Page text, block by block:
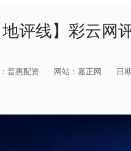
评线】彩云网
普惠配资 网站：嘉正网 日